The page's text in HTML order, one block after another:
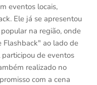
eventos locais,
Ele já se apresentou
na região, onde
Flashback" ao lado de
participou de eventos
realizado no
com a cena